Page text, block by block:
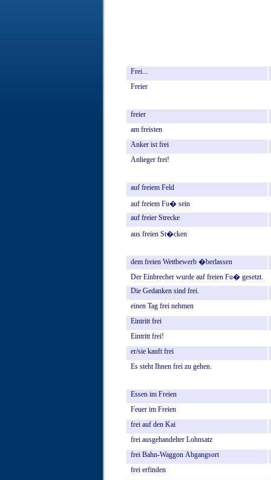
Frei...
Freier
freier
am freisten
Anker ist frei
Anlieger frei!
auf freiem Feld
auf freiem Fu� sein
auf freier Strecke
aus freien St�cken
dem freien Wettbewerb �berlassen
Der Einbrecher wurde auf freien Fu� gesetzt.
Die Gedanken sind frei.
einen Tag frei nehmen
Eintritt frei
Eintritt frei!
er/sie kauft frei
Es steht Ihnen frei zu gehen.
Essen im Freien
Feuer im Freien
frei auf den Kai
frei ausgehandelter Lohnsatz
frei Bahn-Waggon Abgangsort
frei erfinden